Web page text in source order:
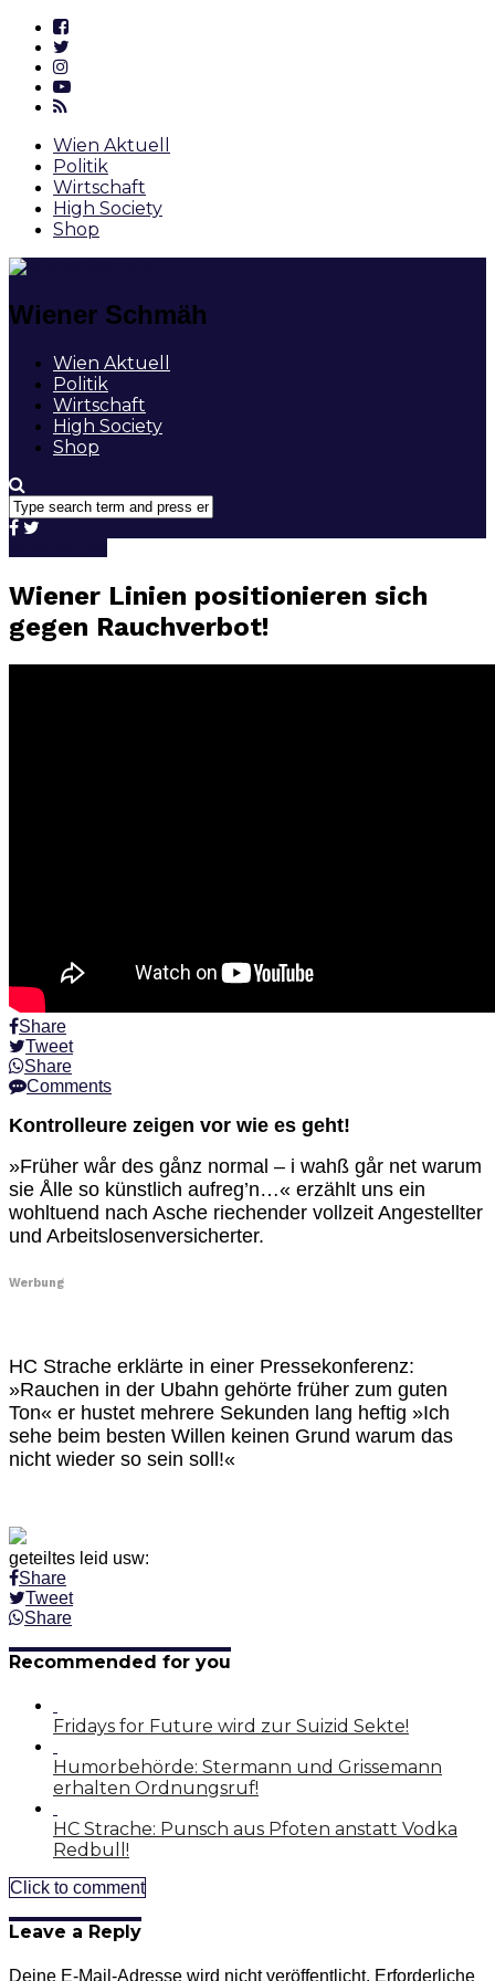
Wien Aktuell
Politik
Wirtschaft
High Society
Shop
Wiener Schmäh
Wien Aktuell
Politik
Wirtschaft
High Society
Shop
Wiener Linien positionieren sich
gegen Rauchverbot!
Share
Tweet
Share
Comments
Kontrolleure zeigen vor wie es geht!
»Früher wår des gånz normal – i wahß går net warum
sie Ålle so künstlich aufreg’n…« erzählt uns ein
wohltuend nach Asche riechender vollzeit Angestellter
und Arbeitslosenversicherter.
Werbung
HC Strache erklärte in einer Pressekonferenz:
»Rauchen in der Ubahn gehörte früher zum guten
Ton« er hustet mehrere Sekunden lang heftig »Ich
sehe beim besten Willen keinen Grund warum das
nicht wieder so sein soll!«
geteiltes leid usw:
Share
Tweet
Share
Recommended for you
Fridays for Future wird zur Suizid Sekte!
Humorbehörde: Stermann und Grissemann
erhalten Ordnungsruf!
HC Strache: Punsch aus Pfoten anstatt Vodka
Redbull!
Click to comment
Leave a Reply
Deine E-Mail-Adresse wird nicht veröffentlicht. Erforderliche